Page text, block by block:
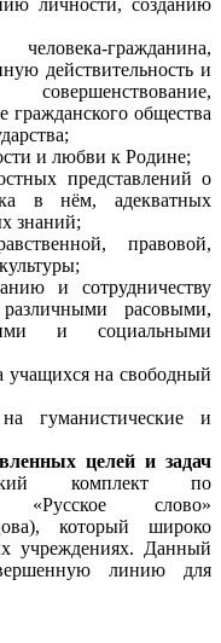
личности, созданию
гражданина,
действительность и
гражданского общества
и любви к Родине;
представлений о
в нём, адекватных
знаний;
правовой,
и сотрудничеству
расовыми,
и социальными
учащихся на свободный
гуманистические и
целей и задач
комплект по
«Русское слово»
который широко
учреждениях. Данный
линию для